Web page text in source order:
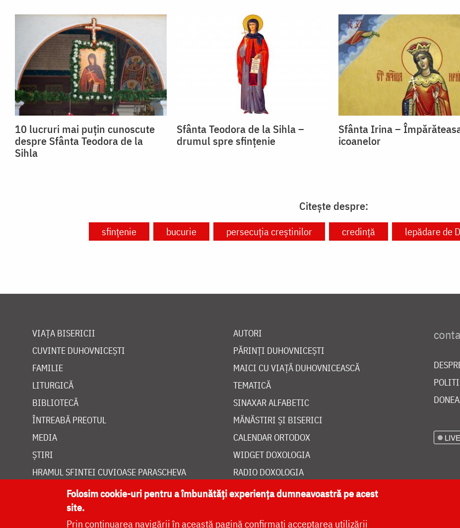
10 lucruri mai puțin cunoscute
despre Sfânta Teodora de la
Sihla
Sfânta Teodora de la Sihla –
drumul spre sfințenie
Sfânta Irina –
icoanelor
Citește despre:
sfințenie bucurie persecuția creștinilor credință lepădare de
VIAȚA BISERICII
CUVINTE DUHOVNICEȘTI
FAMILIE
LITURGICĂ
BIBLIOTECĂ
ÎNTREABĂ PREOTUL
MEDIA
ȘTIRI
HRAMUL SFINTEI CUVIOASE PARASCHEVA
AUTORI
PĂRINȚI DUHOVNICEȘTI
MAICI CU VIAȚĂ DUHOVNICEASCĂ
TEMATICĂ
SINAXAR ALFABETIC
MĂNĂSTIRI ȘI BISERICI
CALENDAR ORTODOX
WIDGET DOXOLOGIA
RADIO DOXOLOGIA
LIVE
Folosim cookie-uri pentru a îmbunătăți experiența dumneavoastră pe acest
site.
Prin continuarea navigării în această pagină confirmați acceptarea utilizării